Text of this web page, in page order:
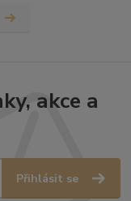
akce a
Přihlásit se